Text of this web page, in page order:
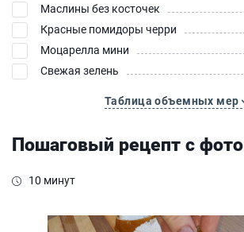
Маслины без косточек
Красные помидоры черри
Моцарелла мини
Свежая зелень
Таблица объемных мер
Пошаговый рецепт с фото
10 минут